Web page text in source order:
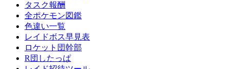
タスク報酬
全ポケモン図鑑
色違い一覧
レイドボス早見表
ロケット団幹部
R団したっぱ